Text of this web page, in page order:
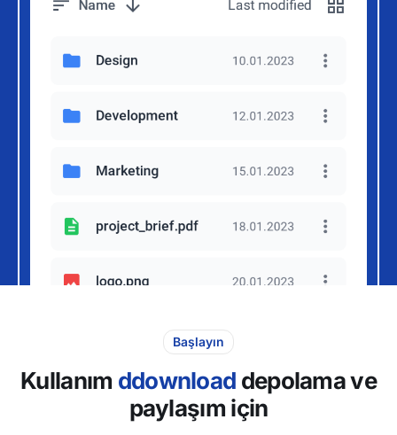
Başlayın
Kullanım ddownload depolama ve
paylaşım için